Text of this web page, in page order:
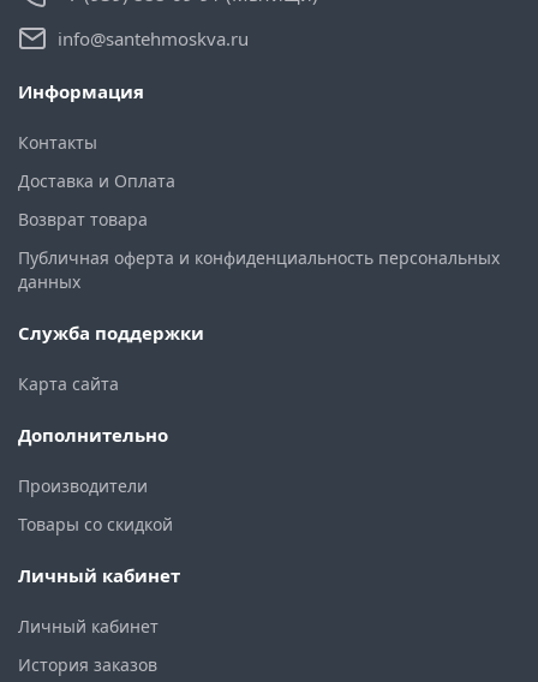
info@santehmoskva.ru
Информация
Контакты
Доставка и Оплата
Возврат товара
Публичная оферта и конфиденциальность персональных
данных
Служба поддержки
Карта сайта
Дополнительно
Производители
Товары со скидкой
Личный кабинет
Личный кабинет
История заказов